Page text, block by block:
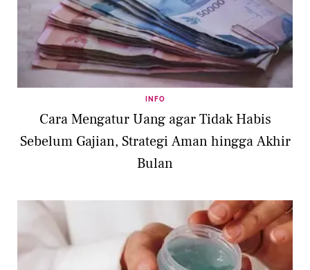
INFO
Cara Mengatur Uang agar Tidak Habis
Sebelum Gajian, Strategi Aman hingga Akhir
Bulan